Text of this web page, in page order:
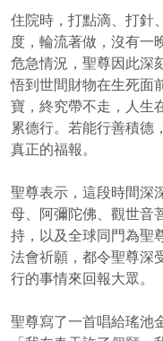
住院時，打點滴、打針
度，輪流著做，沒有一
危急情況，聖尊因此深
悟到世間財物在生死面
寶，終究帶不走，人生
累德行。若能行善積德
真正的福報。
聖尊表示，這段時間深
母、阿彌陀佛、觀世音
持，以及全球同門為聖
法會祈願，都令聖尊深
行的事情來回報大眾。
聖尊寫了一首唱給瑤池